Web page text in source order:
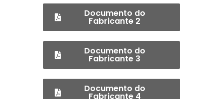
Documento do
Fabricante 2
Documento do
Fabricante 3
Documento do
Fabricante 4